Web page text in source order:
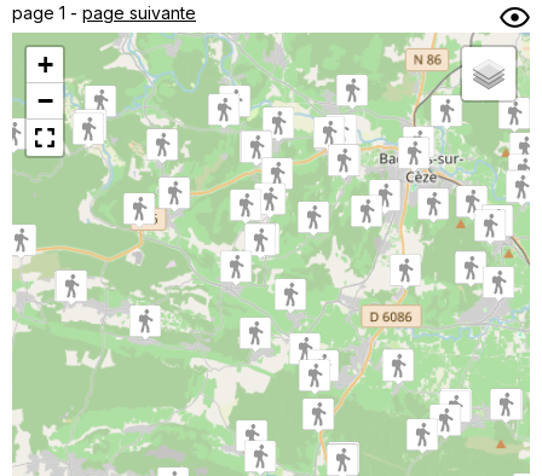
sous-dossiers
Trier par
Horodatage Photos
page 1 - page suivante
+
−